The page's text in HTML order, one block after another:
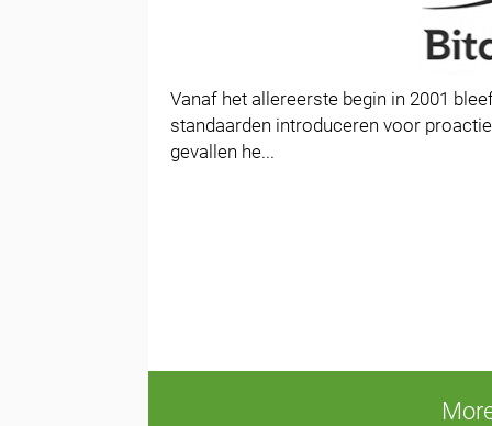
Vanaf het allereerste begin in 2001
standaarden introduceren voor
gevallen he...